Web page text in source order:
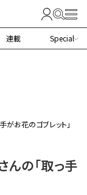
連載 Special
がお花のゴブレット」
んの「取っ手